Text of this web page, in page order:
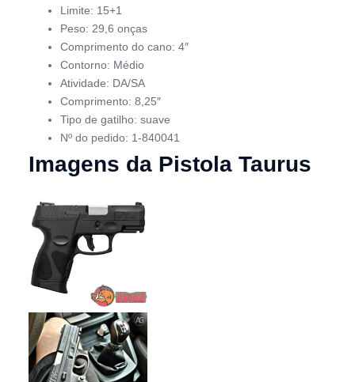
Limite: 15+1
Peso: 29,6 onças
Comprimento do cano: 4″
Contorno: Médio
Atividade: DA/SA
Comprimento: 8,25″
Tipo de gatilho: suave
Nº do pedido: 1-840041
Imagens da Pistola Taurus